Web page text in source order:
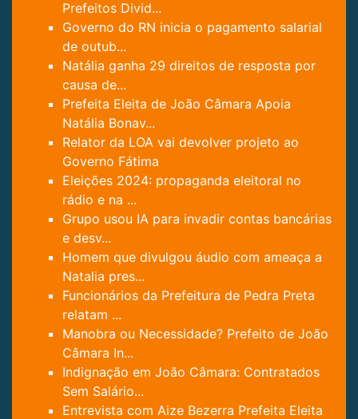
Prefeitos Divid...
Governo do RN inicia o pagamento salarial
de outub...
Natália ganha 29 direitos de resposta por
causa de...
Prefeita Eleita de João Câmara Apoia
Natália Bonav...
Relator da LOA vai devolver projeto ao
Governo Fátima
Eleições 2024: propaganda eleitoral no
rádio e na ...
Grupo usou IA para invadir contas bancárias
e desv...
Homem que divulgou áudio com ameaça a
Natalia pres...
Funcionários da Prefeitura de Pedra Preta
relatam ...
Manobra ou Necessidade? Prefeito de João
Câmara In...
Indignação em João Câmara: Contratados
Sem Salário...
Entrevista com Aize Bezerra Prefeita Eleita